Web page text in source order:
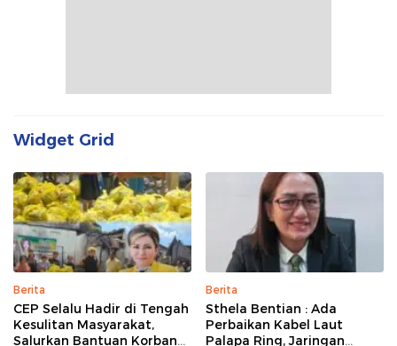
Widget Grid
Berita
CEP Selalu Hadir di Tengah
Kesulitan Masyarakat,
Salurkan Bantuan Korban
Berita
Sthela Bentian : Ada
Perbaikan Kabel Laut
Palapa Ring, Jaringan